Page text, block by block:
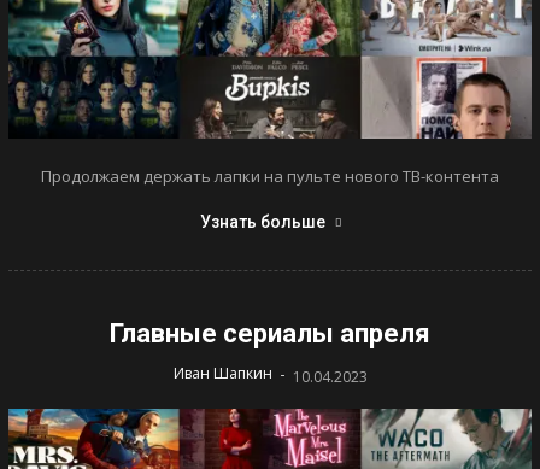
Продолжаем держать лапки на пульте нового ТВ-контента
Узнать больше
Главные сериалы апреля
Иван Шапкин - 10.04.2023